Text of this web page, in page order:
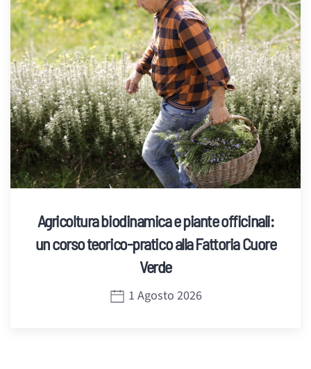
Agricoltura biodinamica e piante officinali:
un corso teorico-pratico alla Fattoria Cuore
Verde
1 Agosto 2026